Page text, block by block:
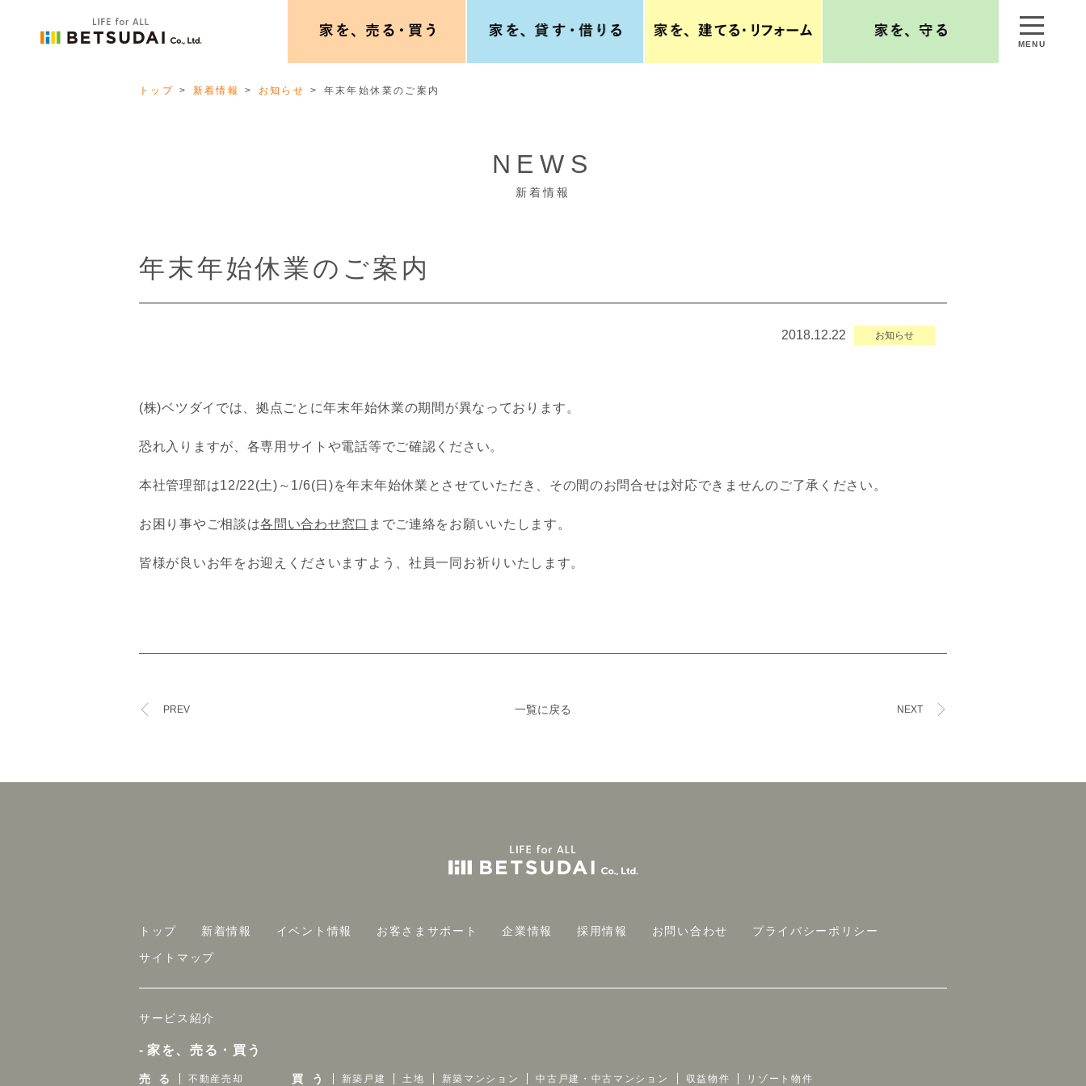
MENU
トップ 新着情報 お知らせ 年末年始休業のご案内
NEWS
新着情報
年末年始休業のご案内
2018.12.22 お知らせ
(株)ベツダイでは、拠点ごとに年末年始休業の期間が異なっております。
恐れ入りますが、各専用サイトや電話等でご確認ください。
本社管理部は12/22(土)～1/6(日)を年末年始休業とさせていただき、その間のお問合せは対応できませんのご了承ください。
お困り事やご相談は各問い合わせ窓口 までご連絡をお願いいたします。
皆様が良いお年をお迎えくださいますよう、社員一同お祈りいたします。
PREV 一覧に戻る NEXT
トップ 新着情報 イベント情報 お客さまサポート 企業情報 採用情報 お問い合わせ プライバシーポリシー
サイトマップ
サービス紹介
家を、売る・買う
売 る 不動産売却 買 う 新築戸建 土地 新築マンション 中古戸建・中古マンション 収益物件 リゾート物件